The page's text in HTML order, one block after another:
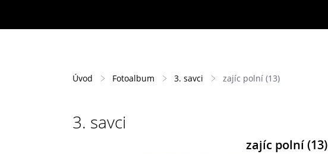
Úvod Fotoalbum 3. savci zajíc polní (13)
3. savci
zajíc polní (13)